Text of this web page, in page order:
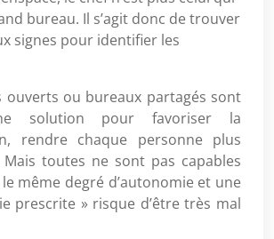
bureau. Il s’agit donc de trouver
signes pour identifier les
ouverts ou bureaux partagés sont
solution pour favoriser la
rendre chaque personne plus
toutes ne sont pas capables
même degré d’autonomie et une
prescrite » risque d’être très mal